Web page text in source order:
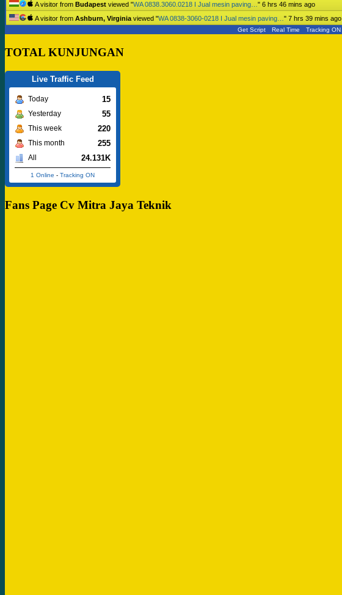
A visitor from Budapest viewed "WA 0838.3060.0218 I Jual mesin paving… " 6 hrs 46 mins ago
A visitor from Ashburn, Virginia viewed "WA 0838-3060-0218 I Jual mesin paving… " 7 hrs 39 mins ago
Get Script Real Time Tracking ON
TOTAL KUNJUNGAN
Live Traffic Feed
Today 15
Yesterday 55
This week 220
This month 255
All 24.131K
1 Online - Tracking ON
Fans Page Cv Mitra Jaya Teknik